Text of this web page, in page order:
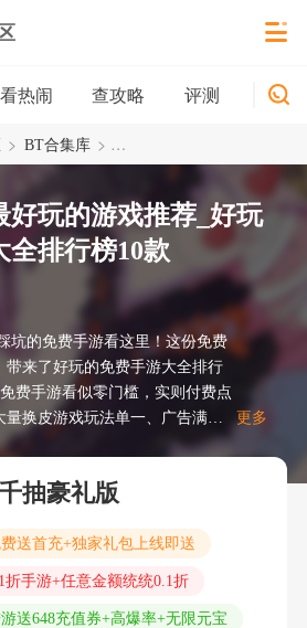
看热闹 查攻略 评测 新游
> BT合集库 > 2026免费榜最好玩的游戏推
好玩的游戏推荐_好玩
全排行榜10款
坑的免费手游看这里！这份免费
带来了好玩的免费手游大全排行
费手游看似零门槛，实则付费点
换皮游戏玩法单一、广告满天
经实机多轮验证，是近期免费榜
纯粹游戏乐趣。
更多
抽豪礼版
送首充+独家礼包上线即送
折手游+任意金额统统0.1折
送648充值券+高爆率+无限元宝